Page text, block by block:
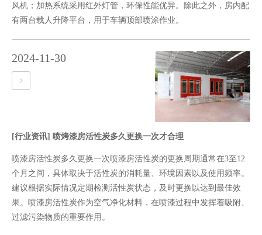
风机；加热系统采用红外灯管，环保性能优异。除此之外，房内配
有两台载人升降平台，用于车辆顶部喷涂作业。
2024-11-30
[行业资讯] 喷烤漆房活性炭多久更换一次才合理
喷漆房活性炭多久更换一次喷漆房活性炭的更换周期通常在3至12
个月之间，具体取决于活性炭的消耗量、环境因素以及使用频率。
建议根据实际情况定期检测活性炭状态，及时更换以达到最佳效
果。喷漆房活性炭作为空气净化材料，在喷漆过程中发挥着吸附、
过滤污染物质的重要作用。